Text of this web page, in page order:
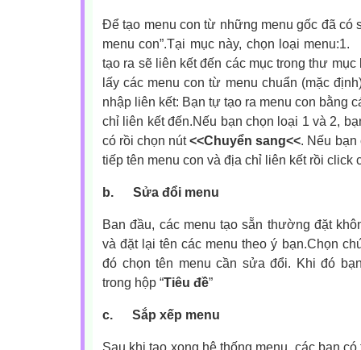
Để tạo menu con từ những menu gốc đã có
menu con”.Tại mục này, chọn loại menu:1.
tạo ra sẽ liên kết đến các mục trong thư mục
lấy các menu con từ menu chuẩn (mặc
nhập liên kết: Bạn tự tạo ra menu con bằng
chỉ liên kết đến.Nếu bạn chọn loại 1 và 2,
có rồi chọn nút <<Chuyển sang<<. Nếu bạn
tiếp tên menu con và địa chỉ liên kết rồi click
b. Sửa đổi menu
Ban đầu, các menu tạo sẵn thường đặt
và đặt lại tên các menu theo ý bạn.Chọn
đó chọn tên menu cần sửa đổi. Khi đó
trong hộp “Tiêu đề”
c. Sắp xếp menu
Sau khi tạo xong hệ thống menu, các bạn